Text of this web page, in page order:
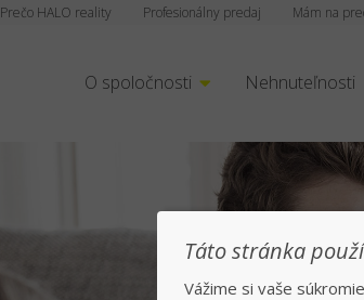
Mám na
Profesionálny predaj
Prečo HALO reality
O spoločnosti Nehnuteľnosti
Táto stránka
Vážime si vaše